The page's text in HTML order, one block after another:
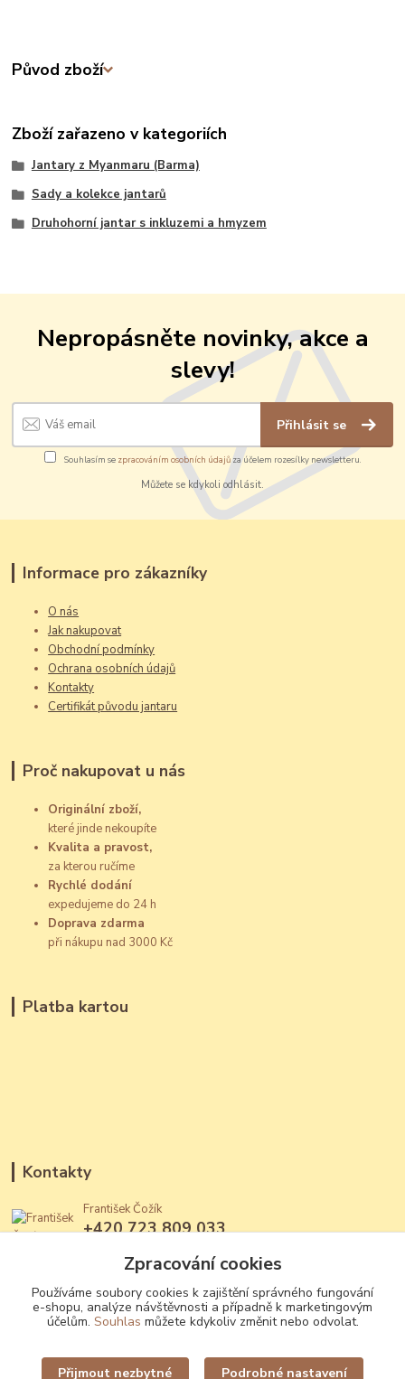
Původ zboží
Zboží zařazeno v kategoriích
Jantary z Myanmaru (Barma)
Sady a kolekce jantarů
Druhohorní jantar s inkluzemi a hmyzem
Nepropásněte novinky, akce a
slevy!
Přihlásit se
Souhlasím se zpracováním osobních údajůza účelem rozesílky newsletteru.
Můžete se kdykoli odhlásit.
Informace pro zákazníky
O nás
Jak nakupovat
Obchodní podmínky
Ochrana osobních údajů
Kontakty
Certifikát původu jantaru
Proč nakupovat u nás
Originální zboží,
které jinde nekoupíte
Kvalita a pravost,
za kterou ručíme
Rychlé dodání
expedujeme do 24 h
Doprava zdarma
při nákupu nad 3000 Kč
Platba kartou
Kontakty
František Čožík
+420 723 809 033
Zpracování cookies
Používáme soubory cookies k zajištění správného fungování
e-shopu, analýze návštěvnosti a případně k marketingovým
účelům. Souhlas můžete kdykoliv změnit nebo odvolat.
Přijmout nezbytné Podrobné nastavení